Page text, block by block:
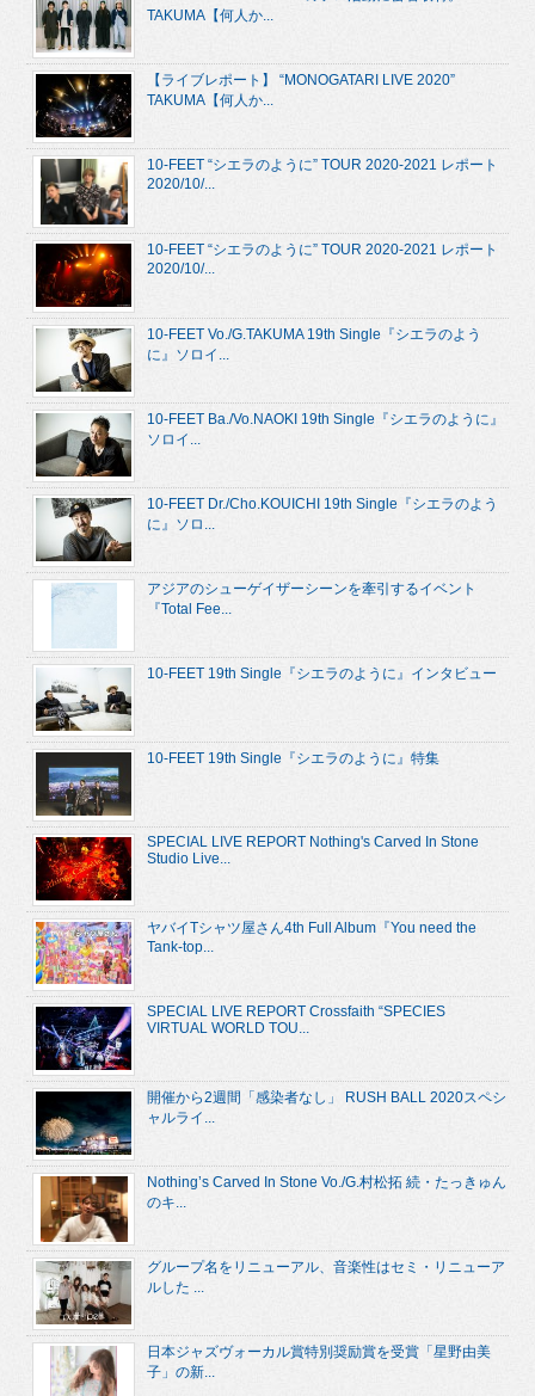
TAKUMA【何人か...
【ライブレポート】 “MONOGATARI LIVE 2020”
TAKUMA【何人か...
10-FEET “シエラのように” TOUR 2020-2021 レポート
2020/10/...
10-FEET “シエラのように” TOUR 2020-2021 レポート
2020/10/...
10-FEET Vo./G.TAKUMA 19th Single『シエラのよう
に』ソロイ...
10-FEET Ba./Vo.NAOKI 19th Single『シエラのように』
ソロイ...
10-FEET Dr./Cho.KOUICHI 19th Single『シエラのよう
に』ソロ...
アジアのシューゲイザーシーンを牽引するイベント
『Total Fee...
10-FEET 19th Single『シエラのように』インタビュー
10-FEET 19th Single『シエラのように』特集
SPECIAL LIVE REPORT Nothing's Carved In Stone
Studio Live...
ヤバイTシャツ屋さん4th Full Album『You need the
Tank-top...
SPECIAL LIVE REPORT Crossfaith “SPECIES
VIRTUAL WORLD TOU...
開催から2週間「感染者なし」 RUSH BALL 2020スペシ
ャルライ...
Nothing’s Carved In Stone Vo./G.村松拓 続・たっきゅん
のキ...
グループ名をリニューアル、音楽性はセミ・リニューア
ルした ...
日本ジャズヴォーカル賞特別奨励賞を受賞「星野由美
子」の新...